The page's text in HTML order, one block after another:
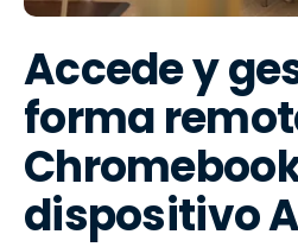
Accede y
forma
dispositivo